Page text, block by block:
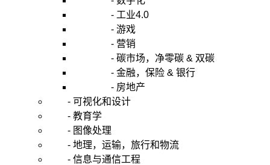
- 工业4.0
- 游戏
- 营销
- 碳市场，净零碳 & 双碳
- 金融，保险 & 银行
- 房地产
- 可视化和设计
- 教育学
- 图像处理
- 地理，运输，旅行和物流
- 信息与通信工程